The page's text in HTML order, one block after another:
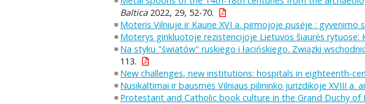
Baltica2022, 29, 52-70.
Moteris Vilniuje ir Kaune XVI a. pirmojoje pusėje :
Moterys ginkluotoje rezistencijoje Lietuvos šiaurės rytuose:
Na styku "światów" ruskiego i łacińskiego. Związki
113.
New challenges, new institutions: hospitals in eighteenth-
Nusikaltimai ir bausmės Vilniaus pilininko jurizdikoje XVIII a.
Protestant and Catholic book culture in the Grand Duchy of